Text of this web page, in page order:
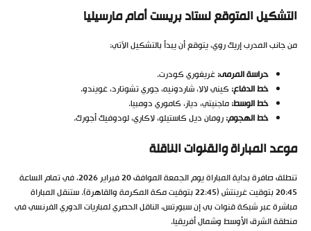
التشكيل المتوقع لستاد بريست أمام مارسيليا
من جانب المدرب إريك روي، يتوقع أن يبدأ بالتشكيل الآتي:
حراسة المرمى:غريغوري كودرت.
خط الدفاع: كيني لالا، شاردونيه، جوري تشوتارد، غويندو.
خط الوسط:ماجنيتي، دياز، كاموري دومبيا.
خط الهجوم:رومان ديل كاستيلو، لاكاري، لودوفيك أجورك.
موعد المباراة والقنوات الناقلة
تنطلق صافرة بداية المباراة يوم الجمعة الموافق 20 فبراير 2026، في تمام الساعة
20:45 بتوقيت غرينتش (22:45 بتوقيت مكة المكرمة والقاهرة). ستنقل المباراة
مباشرة عبر شبكة قنوات بي إن سبورتس، الناقل الحصري لمباريات الدوري الفرنسي في
منطقة الشرق الأوسط وشمال أفريقيا.